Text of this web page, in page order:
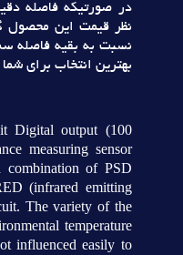
در صورتيکه فاصله
نظر قيمت اين محصول
نسبت به بقيه فاصله
بهترين انتخاب براي
Digital output (100
measuring sensor
combination of PSD
(infrared emitting
The variety of the
temperature
influenced easily to